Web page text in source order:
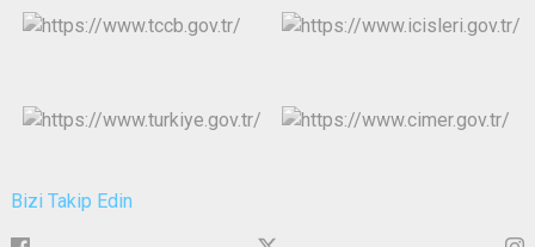
Bizi Takip Edin